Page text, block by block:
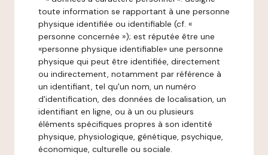
toute information se rapportant à une personne
physique identifiée ou identifiable (cf. «
personne concernée »); est réputée être une
«personne physique identifiable» une personne
physique qui peut être identifiée, directement
ou indirectement, notamment par référence à
un identifiant, tel qu'un nom, un numéro
d'identification, des données de localisation, un
identifiant en ligne, ou à un ou plusieurs
éléments spécifiques propres à son identité
physique, physiologique, génétique, psychique,
économique, culturelle ou sociale.